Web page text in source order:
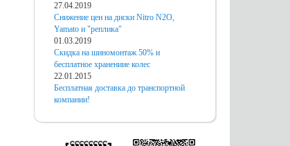
27.04.2019
Снижение цен на диски Nitro N2O,
Yamato и "реплика"
01.03.2019
Скидка на шиномонтаж 50% и
бесплатное хранениие колес
22.01.2015
Бесплатная доставка до транспортной
компании!